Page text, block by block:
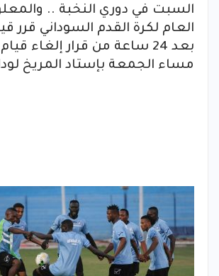
السبت في دوري النخبة ..
العام لكرة القدم السوداني قرر
بعد 24 ساعة من قرار إلغاء
مساء الجمعة بإستاد المريخ